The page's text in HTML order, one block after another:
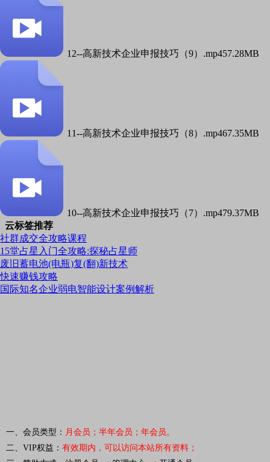
12--高新技术企业申报技巧（9）.mp457.28MB
11--高新技术企业申报技巧（8）.mp467.35MB
10--高新技术企业申报技巧（7）.mp479.37MB
云标签推荐
社群成交全攻略课程
15堂占星入门全攻略:探秘占星师
废旧蓄电池(电瓶)复(翻)新技术
快速赚钱攻略
国际知名企业弱电智能设计案例解析
一、会员类型： 月会员；半年会员；年会员。
二、VIP权益： 有效期内，可以访问本站所有资料 ；